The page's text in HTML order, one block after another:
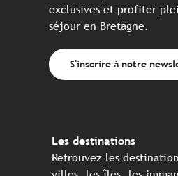
exclusives et profiter
séjour en Bretagne.
S'inscrire à notre
Les destinations
Retrouvez les